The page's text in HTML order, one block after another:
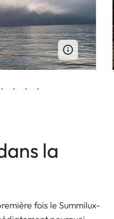
la
fois le Summilux-